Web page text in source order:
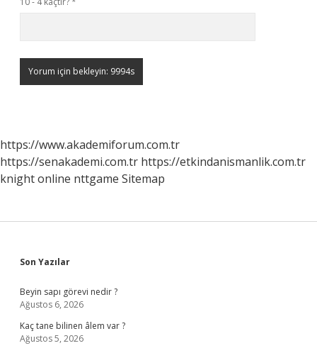
https://www.akademiforum.com.tr
https://senakademi.com.tr https://etkindanismanlik.com.tr
knight online nttgame Sitemap
Sidebar
Son Yazılar
Beyin sapı görevi nedir ?
Ağustos 6, 2026
Kaç tane bilinen âlem var ?
Ağustos 5, 2026